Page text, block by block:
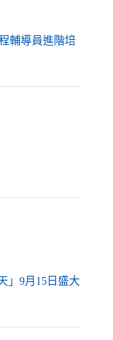
輔導員進階培
」9月15日盛大